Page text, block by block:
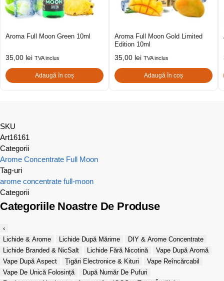
Aroma Full Moon Green 10ml
35,00 lei TVA inclus
Adaugă în coș
Aroma Full Moon Gold Limited
Edition 10ml
35,00 lei TVA inclus
Adaugă în coș
SKU
Art16161
Categorii
Arome Concentrate Full Moon
Tag-uri
arome concentrate full-moon
Categorii
Categoriile Noastre De Produse
‹
Lichide & Arome
Lichide După Mărime
DIY & Arome Concentrate
Lichide Branded & NicSalt
Lichide Fără Nicotină
Vape După Aromă
Vape După Aspect
Țigări Electronice & Kituri
Vape Reîncărcabil
Vape De Unică Folosință
După Număr De Pufuri